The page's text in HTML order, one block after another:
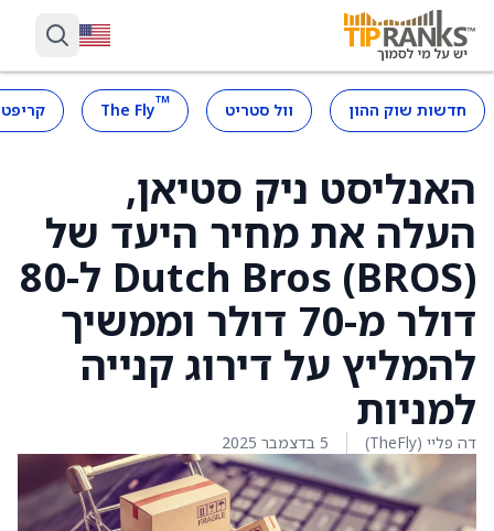
חדשות שוק ההון וול סטריט ™
The Fly
האנליסט ניק סטיאן,
העלה את מחיר היעד של
Dutch Bros (BROS) ל-80
דולר מ-70 דולר וממשיך
להמליץ על דירוג קנייה
למניות
דה פליי (TheFly) 5 בדצמבר 2025